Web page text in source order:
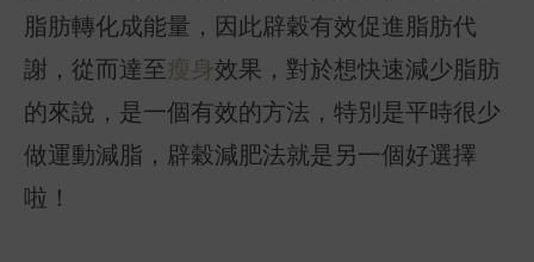
脂肪轉化成能量，因此辟穀有效促進脂肪代
謝，從而達至瘦身效果，對於想快速減少脂肪
的來說，是一個有效的方法，特別是平時很少
做運動減脂，辟穀減肥法就是另一個好選擇
啦！